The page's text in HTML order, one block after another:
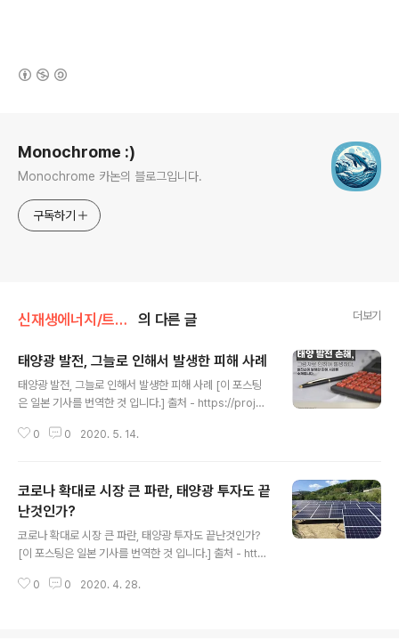
Monochrome :)
Monochrome 카논의 블로그입니다.
구독하기
신재생에너지/트러블 및 문제 의 다른 글 더보기
태양광 발전, 그늘로 인해서 발생한 피해 사례
태양광 발전, 그늘로 인해서 발생한 피해 사례 [이 포스팅
은 일본 기사를 번역한 것 입니다.] 출처 - https://projec
6/?ST=msb&P=3 태양광 발전, 그늘로 인해서 발생한
시하기까지 발전량에 문제가 있다는 것을 파악하지 못했던
사례입니다. 그늘로 인해서 발생한 태양광 발전소의 발전
피해 사례, 지금부터 한 번 확인해 보도록 하겠습니다. - 그
림자로 인한 태양광 피해 사례 관련 기사 2020/04/04 -
태양광 발전 모듈, 그림자가 지게 되면 어떤 영향이 생길
까? 2020/02/20 - 태양..
0 0 2020. 5. 14.
코로나 확대로 시장 큰 파란, 태양광 투자도 끝
난것인가?
코로나 확대로 시장 큰 파란, 태양광 투자도 끝난것인가?
[이 포스팅은 일본 기사를 번역한 것 입니다.] 출처 - http
00026726-gonline-bus_all "태양광 발전은 끝났다."
0 0 2020. 4. 28.